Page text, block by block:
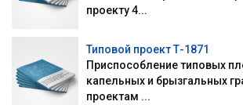
проекту 4...
Типовой проект Т-1871
Приспособление типовых
капельных и брызгальных
проектам ...